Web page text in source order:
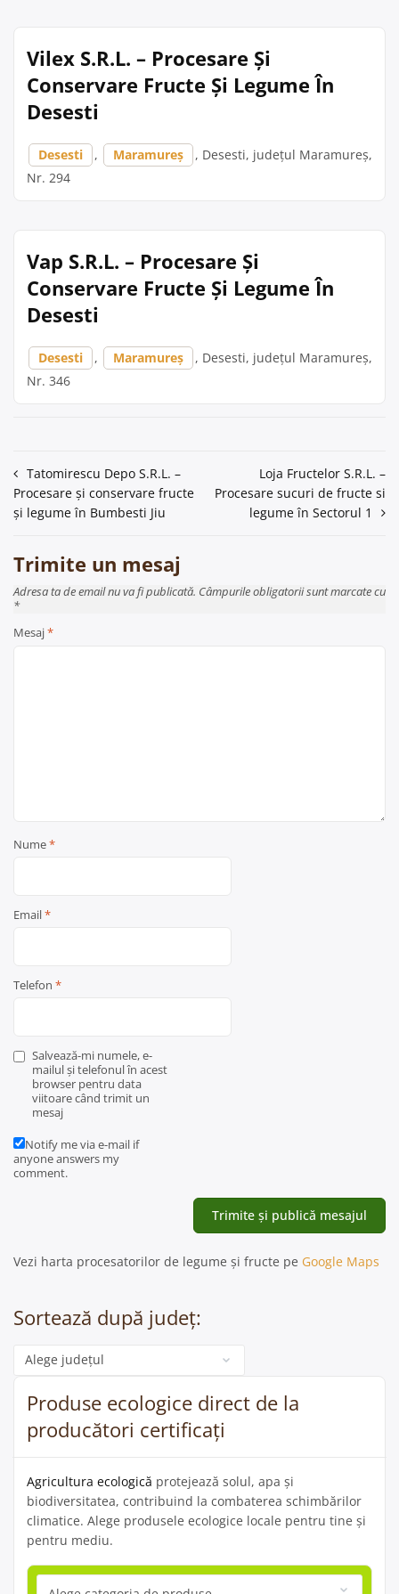
Vilex S.R.L. – Procesare Și
Conservare Fructe Și Legume În
Desesti
Desesti , Maramureș
, Desesti, județul Maramureș,
Nr. 294
Vap S.R.L. – Procesare Și
Conservare Fructe Și Legume În
Desesti
Desesti , Maramureș
, Desesti, județul Maramureș,
Nr. 346
Navigare
în
Tatomirescu Depo S.R.L. –
Procesare și conservare fructe
și legume în Bumbesti Jiu
Loja Fructelor S.R.L. –
Procesare sucuri de fructe si
legume în Sectorul 1
Trimite un mesaj
Adresa ta de email nu va fi publicată. Câmpurile obligatorii sunt marcate cu
*
Mesaj*
Nume*
Email*
Telefon *
Salvează-mi numele, e-
mailul și telefonul în acest
browser pentru data
viitoare când trimit un
mesaj
Notify me via e-mail if
anyone answers my
comment.
Vezi harta procesatorilor de legume și fructe pe Google Maps
Sortează după județ:
Categorie
Produse ecologice direct de la
producători certificați
Agricultura ecologică protejează solul, apa și
biodiversitatea, contribuind la combaterea schimbărilor
climatice. Alege produsele ecologice locale pentru tine și
pentru mediu.